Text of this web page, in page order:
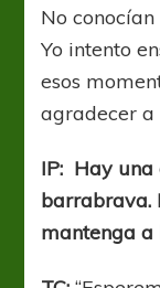
No
Yo intento
esos
agradecer a
IP: Hay una
barrabrava.
mantenga